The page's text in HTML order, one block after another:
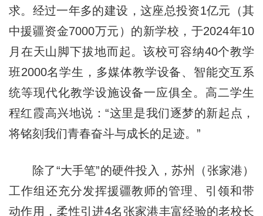
求。经过一年多的建设，这座总投资1亿元（其
中援疆资金7000万元）的新学校，于2024年10
月在天山脚下拔地而起。该校可容纳40个教学
班2000名学生，多媒体教学设备、智能交互系
统等现代化教学设施设备一应俱全。高二学生
程红霞高兴地说：“这里是我们逐梦的新起点，
将铭刻我们青春奋斗与成长的足迹。”
除了“大手笔”的硬件投入，苏州（张家港）
工作组还充分发挥援疆教师的管理、引领和带
动作用，柔性引进4名张家港丰富经验的老校长